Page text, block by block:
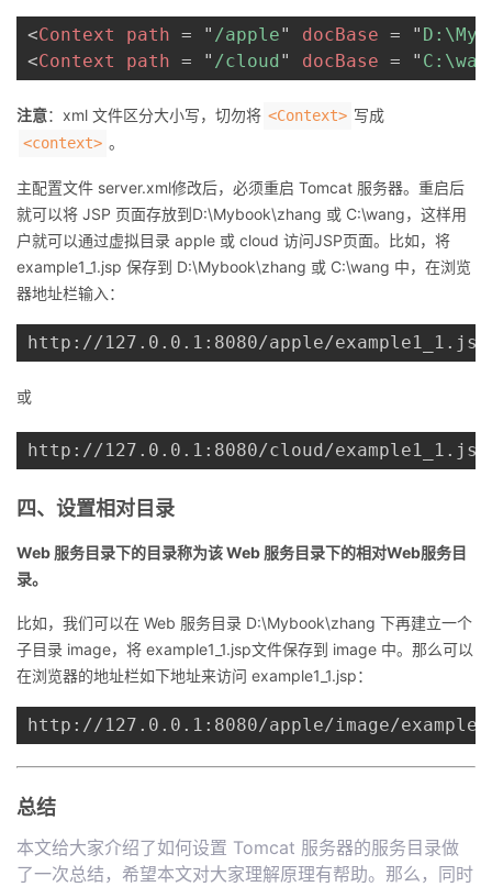
<Context path = " /apple" docBase = "
<Context path = " /cloud " docBase = "
注意：xml 文件区分大小写，切勿将 <Context> 写成
<context> 。
主配置文件 server.xml修改后，必须重启 Tomcat 服务器。重启后
就可以将 JSP 页面存放到D:\Mybook\zhang 或 C:\wang，这样用
户就可以通过虚拟目录 apple 或 cloud 访问JSP页面。比如，将
example1_1.jsp 保存到 D:\Mybook\zhang 或 C:\wang 中，在浏览
器地址栏输入：
http://127.0.0.1:8080/apple/example1_1.jsp
或
http://127.0.0.1:8080/cloud/example1_1.jsp
四、设置相对目录
Web 服务目录下的目录称为该 Web 服务目录下的相对Web服务目
录。
比如，我们可以在 Web 服务目录 D:\Mybook\zhang 下再建立一个
子目录 image，将 example1_1.jsp文件保存到 image 中。那么可以
在浏览器的地址栏如下地址来访问 example1_1.jsp：
http://127.0.0.1:8080/apple/image/
总结
本文给大家介绍了如何设置 Tomcat 服务器的服务目录做
了一次总结，希望本文对大家理解原理有帮助。那么，同时